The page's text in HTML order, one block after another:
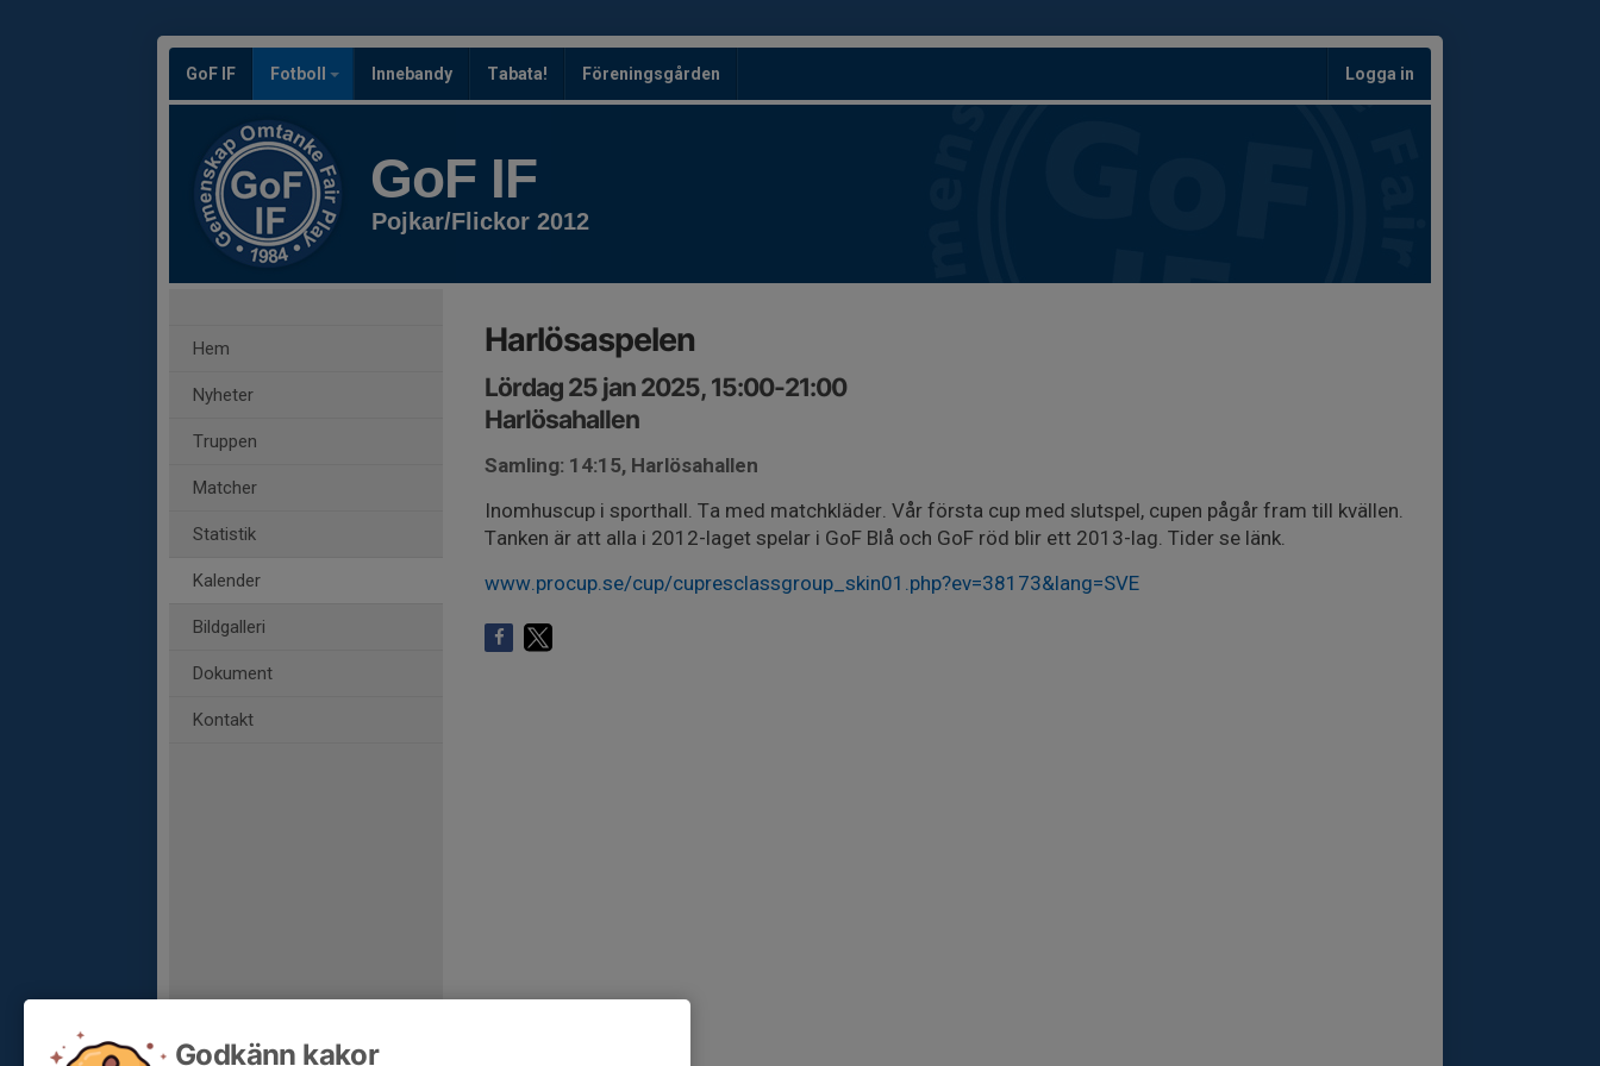
GoF IF Fotboll Innebandy Tabata! Föreningsgården Logga in
GoF IF
Pojkar/Flickor 2012
Hem
Nyheter
Truppen
Matcher
Statistik
Kalender
Bildgalleri
Dokument
Kontakt
Harlösaspelen
Lördag 25 jan 2025, 15:00-21:00
Harlösahallen
Samling: 14:15, Harlösahallen
Inomhuscup i sporthall. Ta med matchkläder. Vår första cup med slutspel, cupen pågår fram till kvällen.
Tanken är att alla i 2012-laget spelar i GoF Blå och GoF röd blir ett 2013-lag. Tider se länk.
www.procup.se/cup/cupresclassgroup_skin01.php?ev=38173&lang=SVE
Godkänn kakor